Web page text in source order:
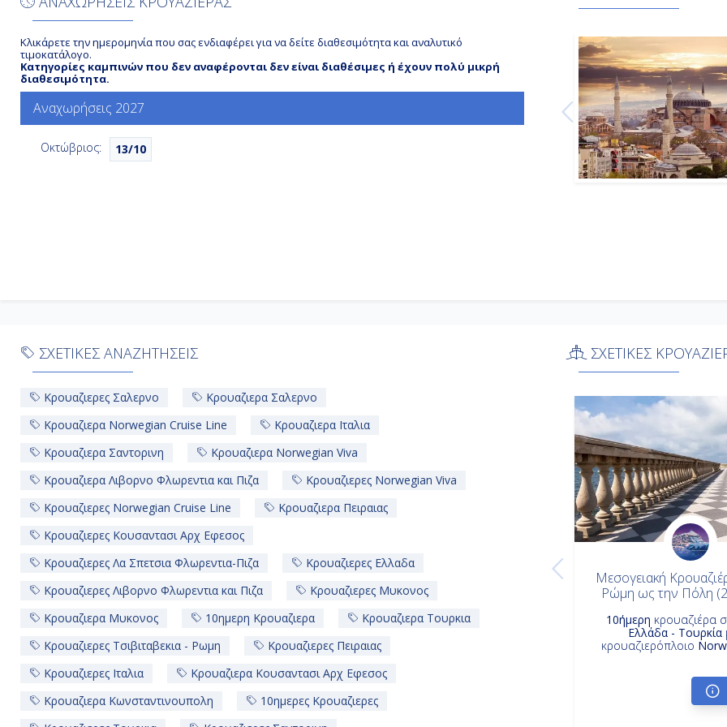
Κλικάρετε την ημερομηνία που σας ενδιαφέρει για να δείτε διαθεσιμότητα και αναλυτικό
τιμοκατάλογο.
Κατηγορίες καμπινών που δεν αναφέρονται δεν είναι διαθέσιμες ή έχουν πολύ μικρή
διαθεσιμότητα.
Αναχωρήσεις 2027
Οκτώβριος: 13/10
ΣΧΕΤΙΚΕΣ ΑΝΑΖΗΤΗΣΕΙΣ
Κρουαζιερες Σαλερνο
Κρουαζιερα Σαλερνο
Κρουαζιερα Norwegian Cruise Line
Κρουαζιερα Ιταλια
Κρουαζιερα Σαντορινη
Κρουαζιερα Norwegian Viva
Κρουαζιερα Λιβορνο Φλωρεντια και Πιζα
Κρουαζιερες Norwegian Viva
Κρουαζιερες Norwegian Cruise Line
Κρουαζιερα Πειραιας
Κρουαζιερες Κουσαντασι Αρχ Εφεσος
Κρουαζιερες Λα Σπετσια Φλωρεντια-Πιζα
Κρουαζιερες Ελλαδα
Κρουαζιερες Λιβορνο Φλωρεντια και Πιζα
Κρουαζιερες Μυκονος
Κρουαζιερα Μυκονος
10ημερη Κρουαζιερα
Κρουαζιερα Τουρκια
Κρουαζιερες Τσιβιταβεκια - Ρωμη
Κρουαζιερες Πειραιας
Κρουαζιερες Ιταλια
Κρουαζιερα Κουσαντασι Αρχ Εφεσος
Κρουαζιερα Κωνσταντινουπολη
10ημερες Κρουαζιερες
ΣΧΕΤΙΚΕΣ
Μεσογειακή
Ρώμη ως την Πόλη
10ήμερη κρουαζιέρα
Ελλάδα - Τουρκία
κρουαζιερόπλοιο